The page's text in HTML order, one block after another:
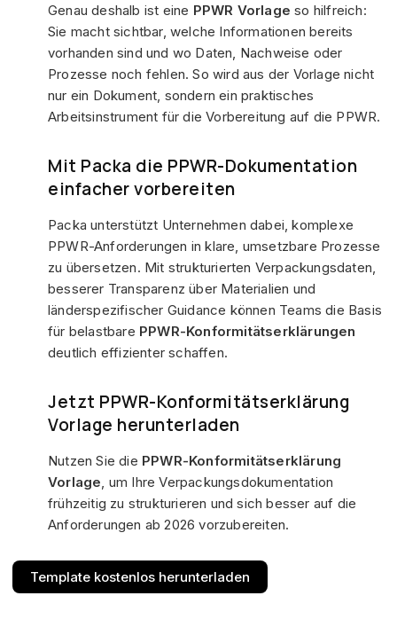
Genau deshalb ist eine PPWR Vorlage so hilfreich:
Sie macht sichtbar, welche Informationen bereits
vorhanden sind und wo Daten, Nachweise oder
Prozesse noch fehlen. So wird aus der Vorlage nicht
nur ein Dokument, sondern ein praktisches
Arbeitsinstrument für die Vorbereitung auf die PPWR.
Mit Packa die PPWR-Dokumentation
einfacher vorbereiten
Packa unterstützt Unternehmen dabei, komplexe
PPWR-Anforderungen in klare, umsetzbare Prozesse
zu übersetzen. Mit strukturierten Verpackungsdaten,
besserer Transparenz über Materialien und
länderspezifischer Guidance können Teams die Basis
für belastbare PPWR-Konformitätserklärungen
deutlich effizienter schaffen.
Jetzt PPWR-Konformitätserklärung
Vorlage herunterladen
Nutzen Sie die PPWR-Konformitätserklärung
Vorlage, um Ihre Verpackungsdokumentation
frühzeitig zu strukturieren und sich besser auf die
Anforderungen ab 2026 vorzubereiten.
Template kostenlos herunterladen